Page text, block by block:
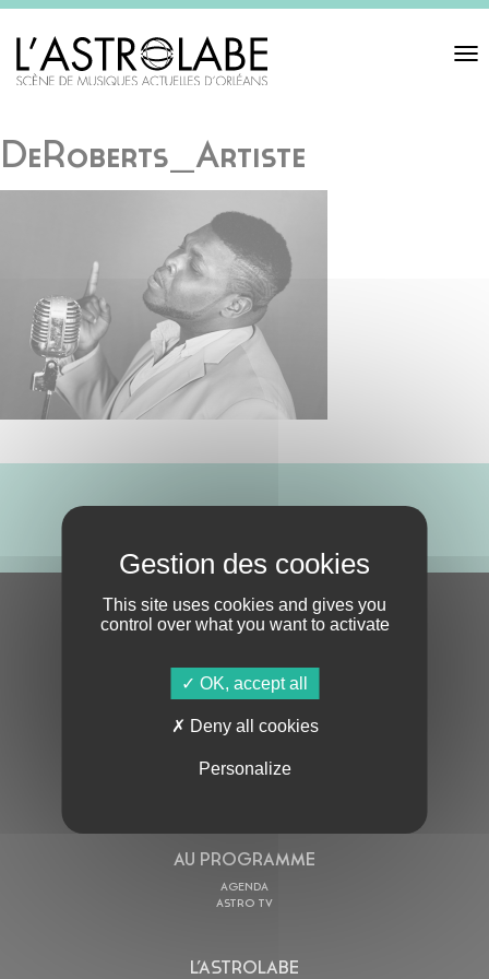
Toggle
DeRoberts_Artiste
S'ABONNER À LA NEWSLETTER
AU PROGRAMME
AGENDA
ASTRO TV
L’ASTROLABE
This site uses cookies and gives you
control over what you want to activate
OK, accept all
Deny all cookies
Personalize